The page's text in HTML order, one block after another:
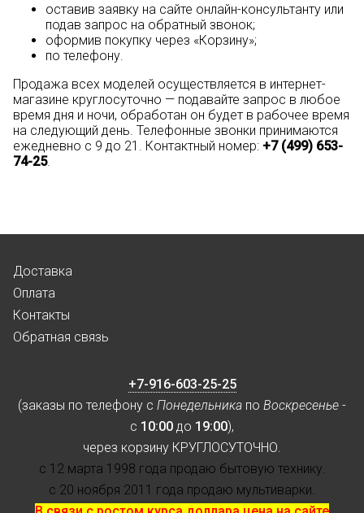
оставив заявку на сайте онлайн-консультанту или
подав запрос на обратный звонок;
оформив покупку через «Корзину»;
по телефону.
Продажа всех моделей осуществляется в интернет-
магазине круглосуточно — подавайте запрос в любое
время дня и ночи, обработан он будет в рабочее время
на следующий день. Телефонные звонки принимаются
ежедневно с 9 до 21. Контактный номер: +7 (499) 653-
74-25.
Доставка
Оплата
Контакты
Обратная связь
+7-916-603-25-25
(заказы по телефону с Понедельника по Воскресенье -
с 10:00 до 19:00),
через корзину КРУГЛОСУТОЧНО.
с 12 марта 1998 года продаю бытовую технику.
с 20 ноября 2011 года продаю мультиварки.